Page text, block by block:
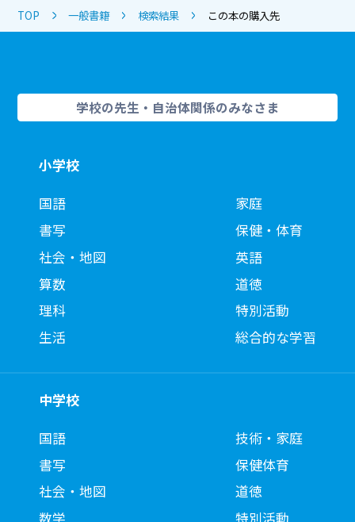
TOP 一般書籍 検索結果 この本の購入先
学校の先生・自治体関係のみなさま
小学校
国語
書写
社会・地図
算数
理科
生活
家庭
保健・体育
英語
道徳
特別活動
総合的な学習
中学校
国語
書写
社会・地図
技術・家庭
保健体育
道徳